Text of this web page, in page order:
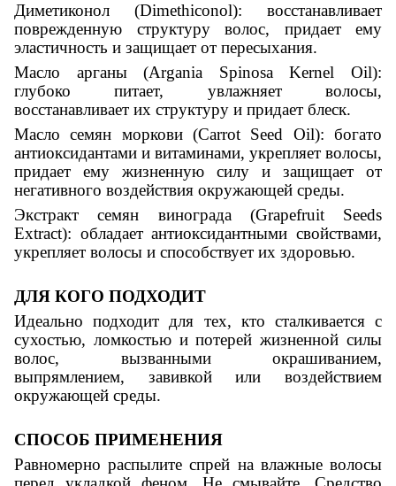
Диметиконол (Dimethiconol): восстанавливает
поврежденную структуру волос, придает ему
эластичность и защищает от пересыхания.
Масло арганы (Argania Spinosa Kernel Oil):
глубоко питает, увлажняет волосы,
восстанавливает их структуру и придает блеск.
Масло семян моркови (Carrot Seed Oil): богато
антиоксидантами и витаминами, укрепляет волосы,
придает ему жизненную силу и защищает от
негативного воздействия окружающей среды.
Экстракт семян винограда (Grapefruit Seeds
Extract): обладает антиоксидантными свойствами,
укрепляет волосы и способствует их здоровью.
ДЛЯ КОГО ПОДХОДИТ
Идеально подходит для тех, кто сталкивается с
сухостью, ломкостью и потерей жизненной силы
волос, вызванными окрашиванием,
выпрямлением, завивкой или воздействием
окружающей среды.
СПОСОБ ПРИМЕНЕНИЯ
Равномерно распылите спрей на влажные волосы